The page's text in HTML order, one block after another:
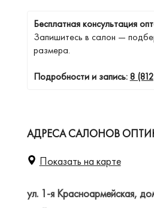
Бесплатная консультация
Запишитесь в салон —
размера.
Подробности и запись:8
АДРЕСА САЛОНОВ
Показать на карте
ул. 1-я Красноармейская,